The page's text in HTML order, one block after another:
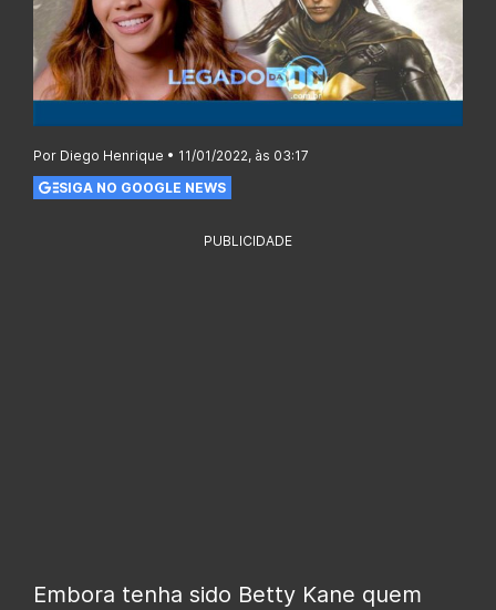
Por Diego Henrique • 11/01/2022, às 03:17
SIGA NO GOOGLE NEWS
PUBLICIDADE
Embora tenha sido Betty Kane quem